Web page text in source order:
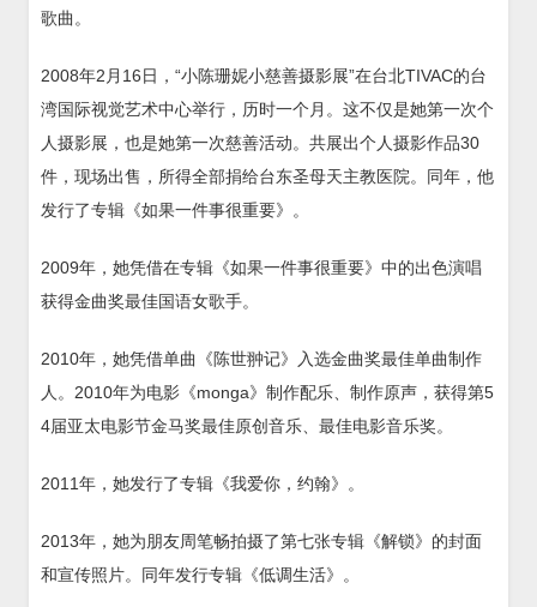
歌曲。
2008年2月16日，“小陈珊妮小慈善摄影展”在台北TIVAC的台
湾国际视觉艺术中心举行，历时一个月。这不仅是她第一次个
人摄影展，也是她第一次慈善活动。共展出个人摄影作品30
件，现场出售，所得全部捐给台东圣母天主教医院。同年，他
发行了专辑《如果一件事很重要》。
2009年，她凭借在专辑《如果一件事很重要》中的出色演唱
获得金曲奖最佳国语女歌手。
2010年，她凭借单曲《陈世翀记》入选金曲奖最佳单曲制作
人。2010年为电影《monga》制作配乐、制作原声，获得第5
4届亚太电影节金马奖最佳原创音乐、最佳电影音乐奖。
2011年，她发行了专辑《我爱你，约翰》。
2013年，她为朋友周笔畅拍摄了第七张专辑《解锁》的封面
和宣传照片。同年发行专辑《低调生活》。